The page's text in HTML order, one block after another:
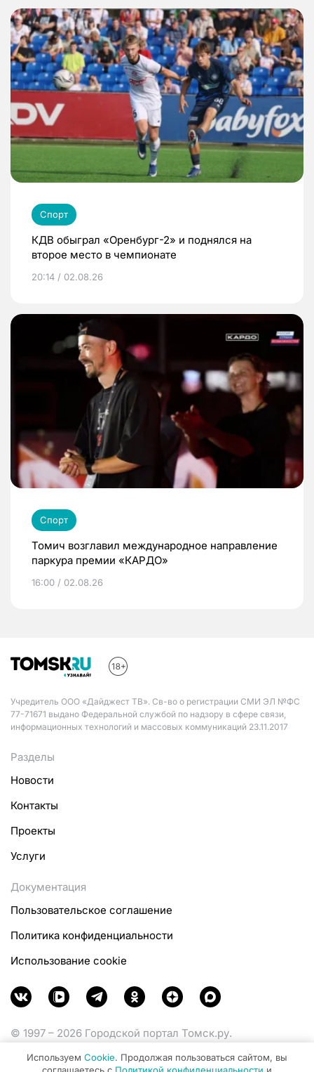
Спорт
КДВ обыграл «Оренбург-2» и поднялся на
второе место в чемпионате
20:14 / 02.08.26
Спорт
Томич возглавил международное направление
паркура премии «КАРДО»
16:00 / 02.08.26
Учредитель ООО «Дайджест ТВ». Св-во о регистрации СМИ ЭЛ №ФС
77-71671 выдано Федеральной службой по надзору в сфере связи,
информационных технологий и массовых коммуникаций 23.11.2017
Разделы
Новости
Контакты
Проекты
Услуги
Документация
Пользовательское соглашение
Политика конфиденциальности
Использование cookie
© 1997 – 2026 Городской портал Томск.ру.
Министерства цифрового развития, связи и массовых
Используем Cookie. Продолжая пользоваться сайтом, вы
соглашаетесь с Политикой конфиденциальности и